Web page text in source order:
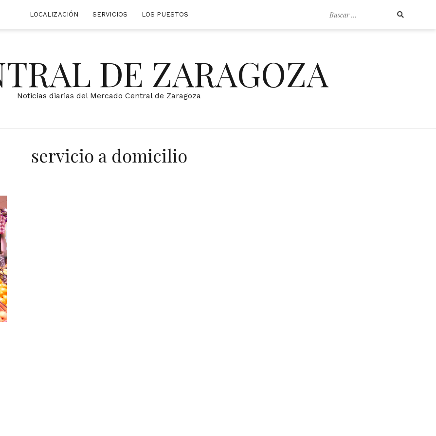
Buscar
LOCALIZACIÓN SERVICIOS LOS PUESTOS
DE ZARAGOZA
Noticias diarias del Mercado Central de Zaragoza
servicio a domicilio